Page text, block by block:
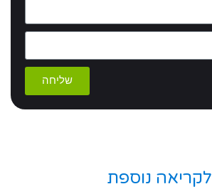
שליחה
לקריאה נוספת